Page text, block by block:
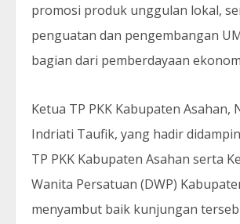
promosi produk unggulan lokal,
penguatan dan pengembangan
bagian dari pemberdayaan
Ketua TP PKK Kabupaten Asahan,
Indriati Taufik, yang hadir
TP PKK Kabupaten Asahan serta
Wanita Persatuan (DWP)
menyambut baik kunjungan